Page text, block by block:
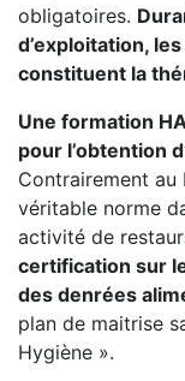
obligatoires.
d’exploitation,
constituent la
Une formation
pour l’obtention
Contrairement au
véritable norme
activité de
certification sur
des denrées
plan de maitrise
Hygiène ».